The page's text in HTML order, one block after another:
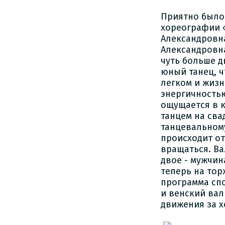
Приятно
хореографии
чуть больше
юный танец,
легком и
ощущается в
танцем на
происходит
вращаться.
двое -
теперь на
программа
и венский
движения за